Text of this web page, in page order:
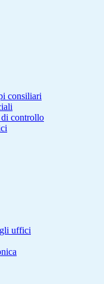
consiliari
controllo
uffici